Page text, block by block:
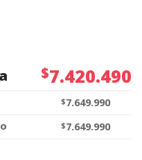
$7.420.490
$7.649.990
$7.649.990